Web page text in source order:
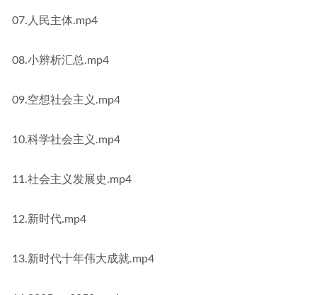
07.人民主体.mp4
08.小辨析汇总.mp4
09.空想社会主义.mp4
10.科学社会主义.mp4
11.社会主义发展史.mp4
12.新时代.mp4
13.新时代十年伟大成就.mp4